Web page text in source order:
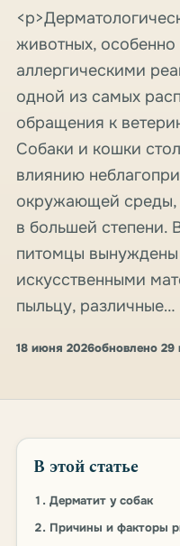
животных, особенно
аллергическими
одной из самых
обращения к
Собаки и кошки
влиянию
окружающей среды,
в большей степени.
питомцы вынуждены
искусственными
пыльцу, различные…
18 июня 2026обновлено
В этой статье
Дерматит у собак
Причины и факторы